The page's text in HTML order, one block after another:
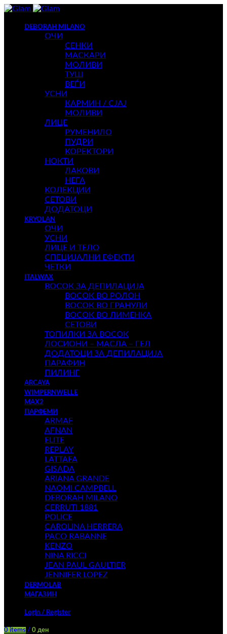
DEBORAH MILANO
ОЧИ
СЕНКИ
МАСКАРИ
МОЛИВИ
ТУШ
ВЕЃИ
УСНИ
КАРМИН / СЈАЈ
МОЛИВИ
ЛИЦЕ
РУМЕНИЛО
ПУДРИ
КОРЕКТОРИ
НОКТИ
ЛАКОВИ
НЕГА
КОЛЕКЦИИ
СЕТОВИ
ДОДАТОЦИ
KRYOLAN
ОЧИ
УСНИ
ЛИЦЕ И ТЕЛО
СПЕЦИЈАЛНИ ЕФЕКТИ
ЧЕТКИ
ITALWAX
ВОСОК ЗА ДЕПИЛАЦИЈА
ВОСОК ВО РОЛОН
ВОСОК ВО ГРАНУЛИ
ВОСОК ВО ЛИМЕНКА
СЕТОВИ
ТОПИЛКИ ЗА ВОСОК
ЛОСИОНИ – МАСЛА – ГЕЛ
ДОДАТОЦИ ЗА ДЕПИЛАЦИЈА
ПАРАФИН
ПИЛИНГ
ARCAYA
WIMPERNWELLE
MAX2
ПАРФЕМИ
ARMAF
AFNAN
ELITE
REPLAY
LATTAFA
GISADA
ARIANA GRANDE
NAOMI CAMPBELL
DEBORAH MILANO
CERRUTI 1881
POLICE
CAROLINA HERRERA
PACO RABANNE
KENZO
NINA RICCI
JEAN PAUL GAULTIER
JENNIFER LOPEZ
DERMOLAB
МАГАЗИН
Login / Register
0 items / 0 ден